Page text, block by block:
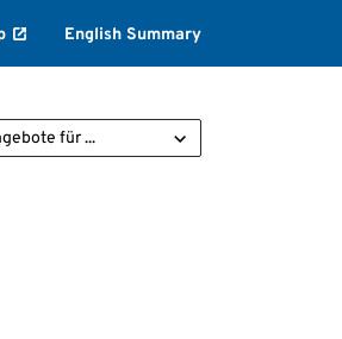
English Summary
für ...